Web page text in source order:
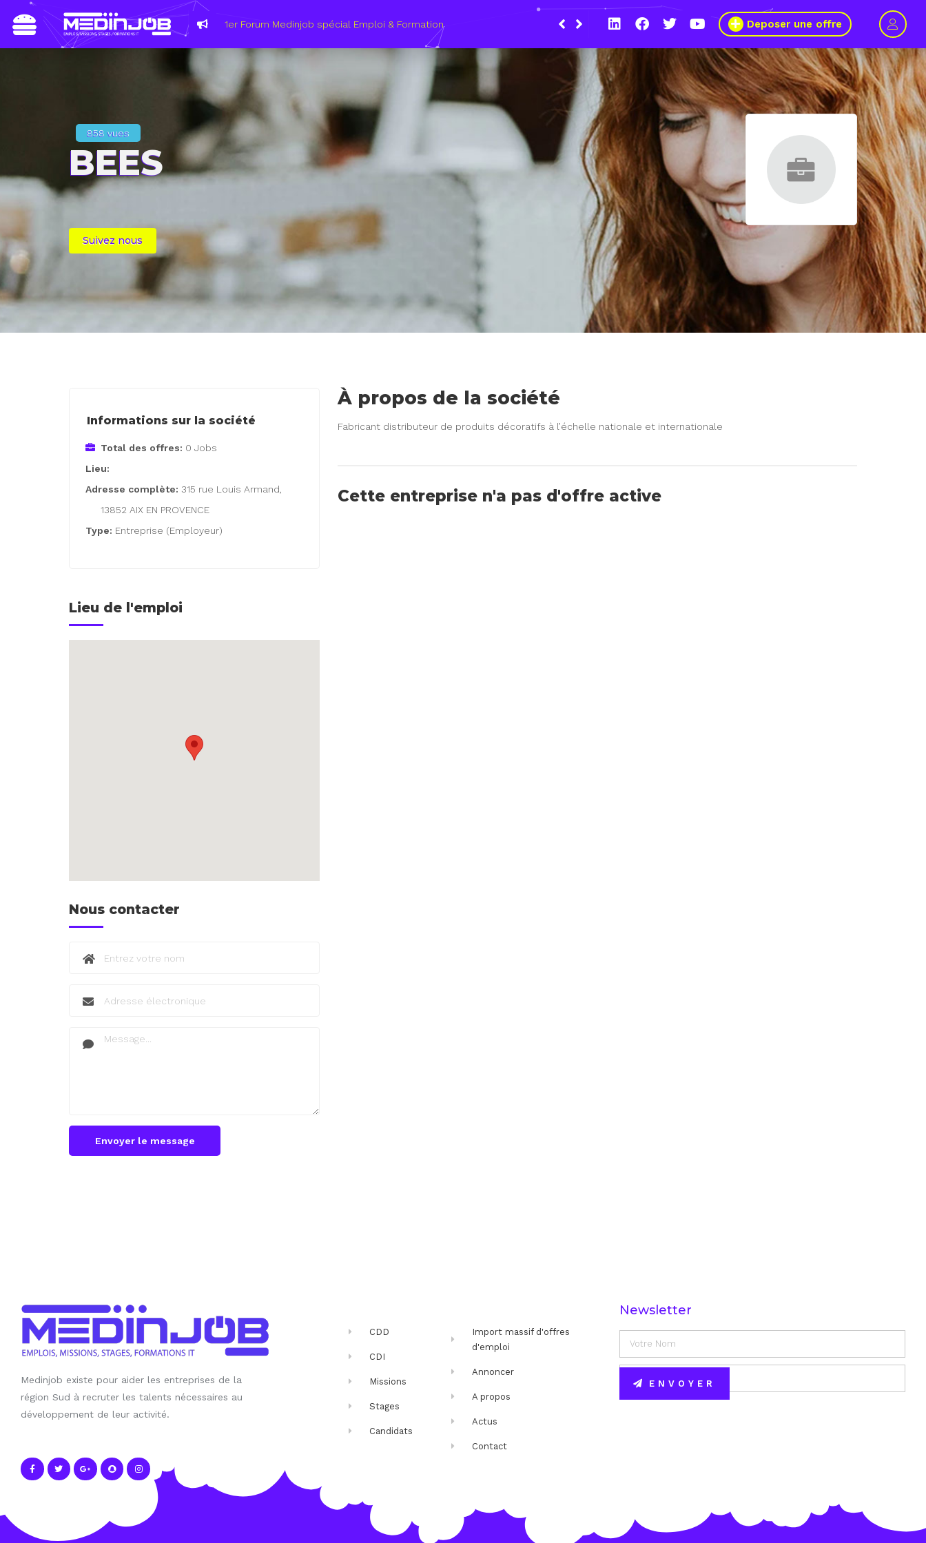
Du 8 au 11 mars 2021, le Wagon Marseille s’engage pour plus de mixité dans
Deposer une offre
858 vues
BEES
Suivez nous
À propos de la société
Fabricant distributeur de produits décoratifs à l’échelle nationale et internationale
Cette entreprise n'a pas d'offre active
Informations sur la société
Total des offres: 0 Jobs
Lieu:
Adresse complète: 315 rue Louis Armand,
13852 AIX EN PROVENCE
Type: Entreprise (Employeur)
Lieu de l'emploi
Nous contacter
Envoyer le message
Medinjob existe pour aider les entreprises de la
région Sud à recruter les talents nécessaires au
développement de leur activité.
CDD
CDI
Missions
Stages
Candidats
Import massif d'offres
d'emploi
Annoncer
A propos
Actus
Contact
Newsletter
ENVOYER